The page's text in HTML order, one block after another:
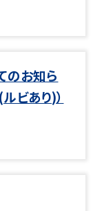
のお知ら
ビあり)）